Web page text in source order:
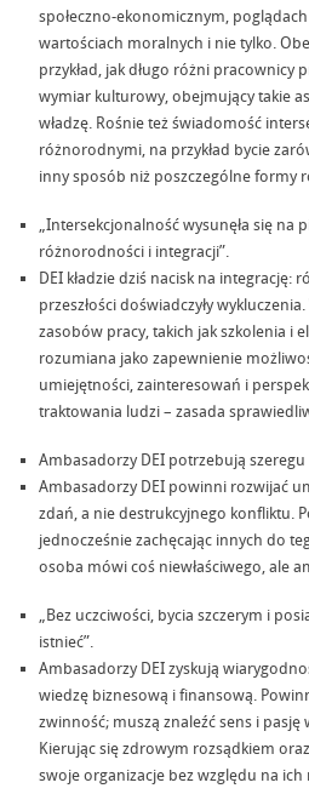
społeczno-ekonomicznym,
wartościach moralnych i nie tylko.
przykład, jak długo różni pracownicy
wymiar kulturowy, obejmujący takie
władzę. Rośnie też świadomość
różnorodnymi, na przykład bycie
inny sposób niż poszczególne formy
„Intersekcjonalność wysunęła się na
różnorodności i integracji”.
DEI kładzie dziś nacisk na
przeszłości doświadczyły
zasobów pracy, takich jak szkolenia i
rozumiana jako zapewnienie
umiejętności, zainteresowań i
traktowania ludzi – zasada
Ambasadorzy DEI potrzebują
Ambasadorzy DEI powinni rozwijać
zdań, a nie destrukcyjnego konfliktu.
jednocześnie zachęcając innych do
osoba mówi coś niewłaściwego, ale
„Bez uczciwości, bycia szczerym i
istnieć”.
Ambasadorzy DEI zyskują
wiedzę biznesową i finansową.
zwinność; muszą znaleźć sens i
Kierując się zdrowym rozsądkiem
swoje organizacje bez względu na ich